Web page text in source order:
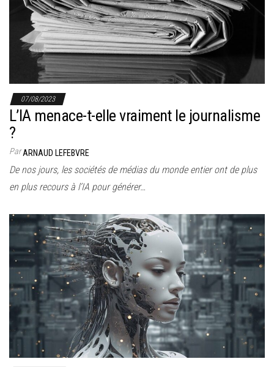
v
g
i
07/08/2023
L’IA menace-t-elle vraiment le journalisme
?
ParARNAUD LEFEBVRE
De nos jours, les sociétés de médias du monde entier ont de plus
en plus recours à l’IA pour générer…